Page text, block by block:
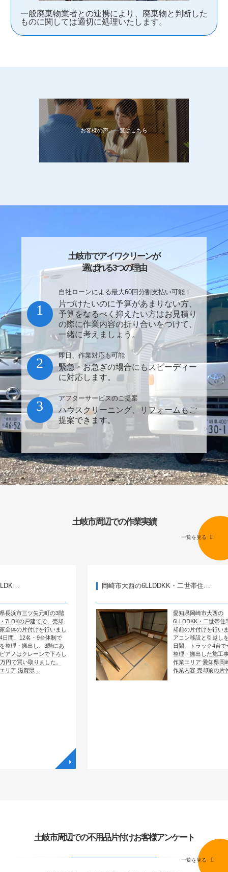
一般廃棄物業者との連携により、廃棄物と判断した
ものに関しては適切に処理いたします。
お客様の声、一覧はこちら
土岐市でアイワクリーンが
選ばれる3つの理由
自社ローンによる最大60回分割支払い可能！
片づけたいのに予算があまりない方、
予算をなるべく抑えたい方はお見積り
の際に作業内容の折り合いをつけて、
一緒に考えましょう。
1
即日、作業対応も可能
緊急・お急ぎの場合にもスピーディー
に対応します。
2
アフターサービスのご提案
ハウスクリーニング、リフォームもご
提案できます。
3
土岐市周辺での作業実績
一覧を見る
元町の3階
で、売却
を行いまし
台体制で
、3階にあ
ンで下ろし
ました。
岡崎市大西の6LLDDKK・二世帯住…
愛知県岡崎市大西の
6LLDDKK・二世帯住宅で、売
却前の片付けを行いました。エ
アコン移設と引越しを含めて4
日間、トラック4台で全部屋を
整理・搬出した施工事例です。
作業エリア 愛知県岡崎市大西
作業内容 売却前の片付け …
土岐市周辺での不用品片付けお客様アンケート
一覧を見る